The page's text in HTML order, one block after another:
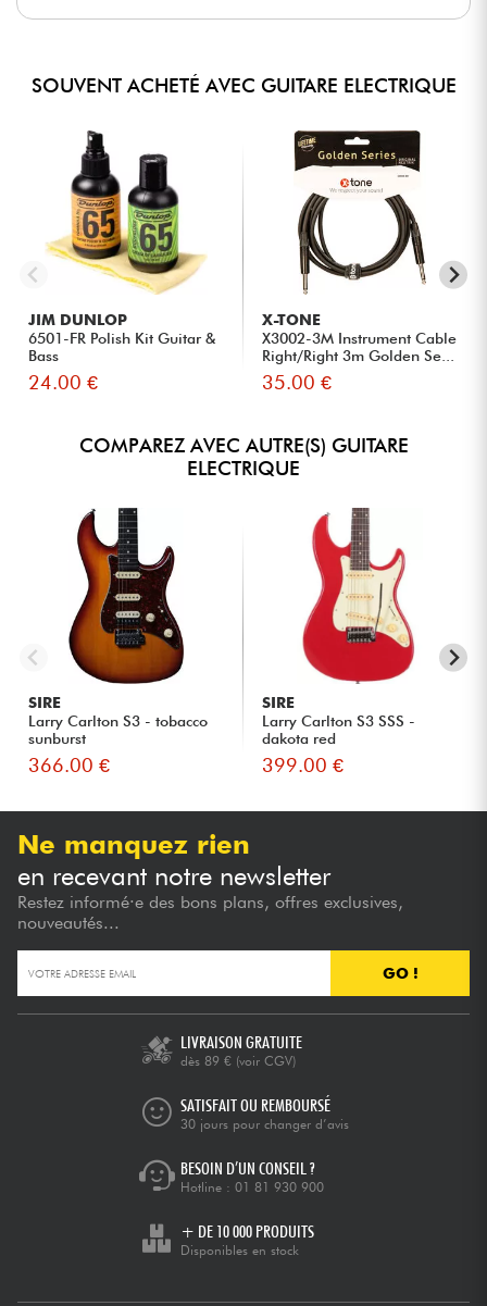
SOUVENT ACHETÉ AVEC GUITARE ELECTRIQUE
JIM DUNLOP
6501-FR Polish Kit Guitar &
Bass
24.00 €
X-TONE
X3002-3M Instrument Cable
Right/Right 3m Golden Se...
35.00 €
COMPAREZ AVEC AUTRE(S) GUITARE
ELECTRIQUE
SIRE
Larry Carlton S3 - tobacco
sunburst
366.00 €
SIRE
Larry Carlton S3 SSS -
dakota red
399.00 €
Ne manquez rien
en recevant notre newsletter
Restez informé·e des bons plans, offres exclusives,
nouveautés...
GO !
LIVRAISON GRATUITE
dès 89 € (voir CGV)
SATISFAIT OU REMBOURSÉ
30 jours pour changer d’avis
BESOIN D’UN CONSEIL ?
Hotline : 01 81 930 900
+ DE 10 000 PRODUITS
Disponibles en stock